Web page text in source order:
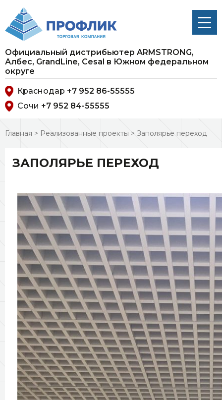
Официальный дистрибьютер ARMSTRONG,
Албес, GrandLine, Cesal в Южном федеральном
округе
Краснодар +7 952 86-55555
Сочи +7 952 84-55555
Главная > Реализованные проекты > Заполярье переход
ЗАПОЛЯРЬЕ ПЕРЕХОД